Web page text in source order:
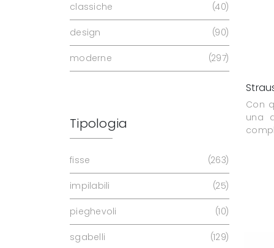
Con
una
classiche 40
design 90
moderne 297
Tipologia
fisse 263
impilabili 25
pieghevoli 10
sgabelli 129